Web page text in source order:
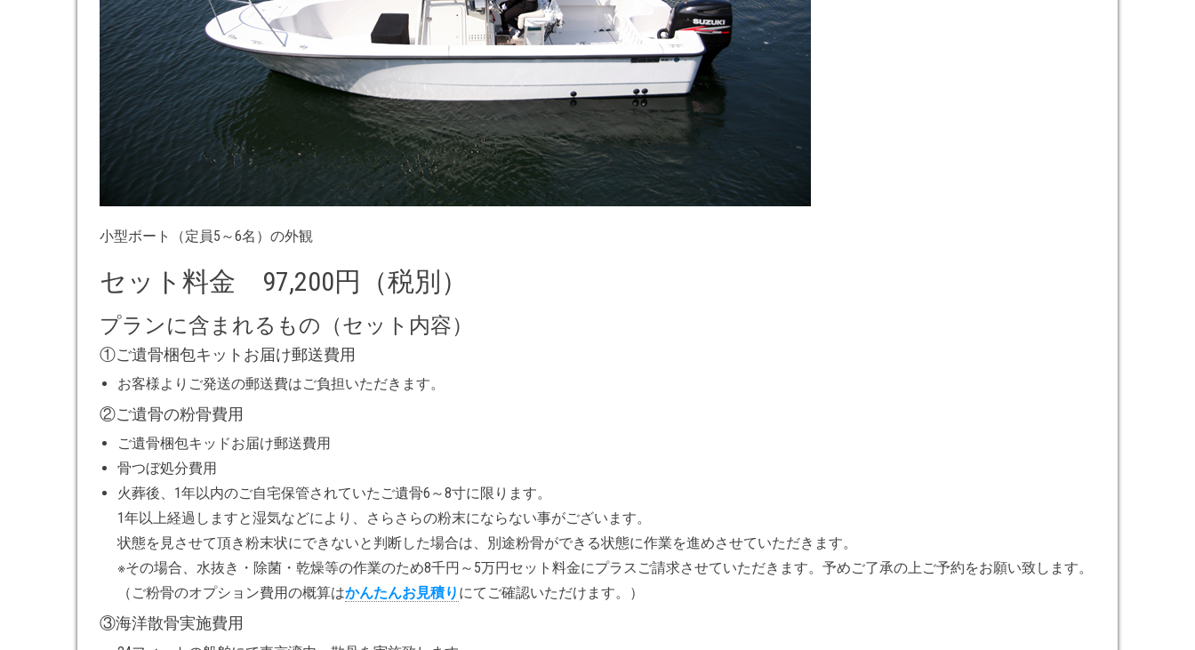
小型ボート（定員5～6名）の外観
セット料金 97,200円（税別）
プランに含まれるもの（セット内容）
①ご遺骨梱包キットお届け郵送費用
お客様よりご発送の郵送費はご負担いただきます。
②ご遺骨の粉骨費用
ご遺骨梱包キッドお届け郵送費用
骨つぼ処分費用
火葬後、1年以内のご自宅保管されていたご遺骨6～8寸に限ります。
1年以上経過しますと湿気などにより、さらさらの粉末にならない事がございます。
状態を見させて頂き粉末状にできないと判断した場合は、別途粉骨ができる状態に作業を進めさせていただきます。
※その場合、水抜き・除菌・乾燥等の作業のため8千円～5万円セット料金にプラスご請求させていただきます。予めご了承の上ご予約をお願い致します。
（ご粉骨のオプション費用の概算はかんたんお見積り にてご確認いただけます。）
③海洋散骨実施費用